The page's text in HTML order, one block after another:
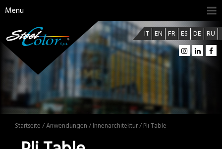
Menu
IT EN FR ES DE RU
Startseite /Anwendungen /Innenarchitektur/ Pli Table